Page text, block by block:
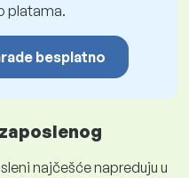
platama.
besplatno
najčešće napreduju u